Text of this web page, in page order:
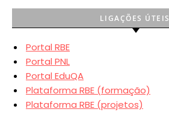
LIGAÇÕES ÚTEIS
Portal RBE
Portal PNL
Portal EduQA
Plataforma RBE (formação)
Plataforma RBE (projetos)